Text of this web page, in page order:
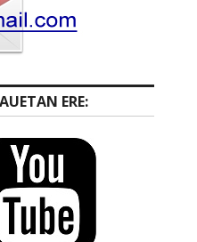
ERE: